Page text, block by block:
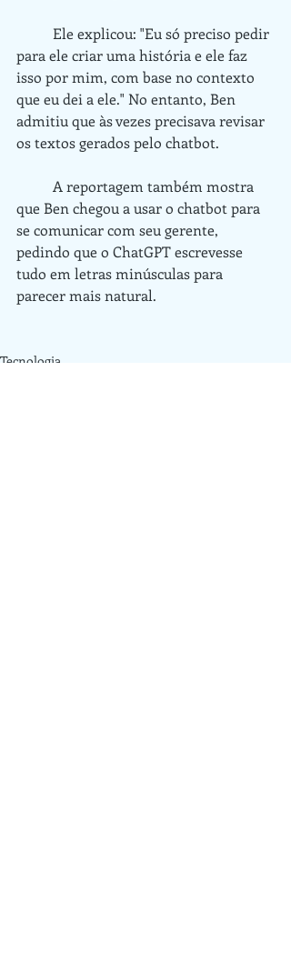
para ele criar uma história e ele faz
isso por mim, com base no contexto
que eu dei a ele." No entanto, Ben
admitiu que às vezes precisava revisar
os textos gerados pelo chatbot.
que Ben chegou a usar o chatbot para
se comunicar com seu gerente,
pedindo que o ChatGPT escrevesse
tudo em letras minúsculas para
parecer mais natural.
Tecnologia